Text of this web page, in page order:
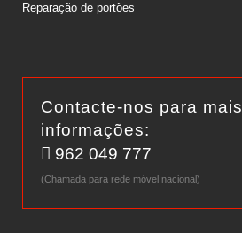
Reparação de portões
Contacte-nos para mais
informações:
962 049 777
(Chamada para rede móvel nacional)